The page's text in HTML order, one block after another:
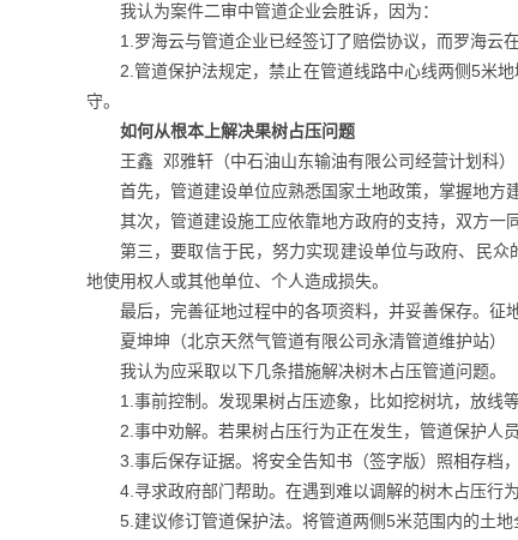
我认为案件二审中管道企业会胜诉，因为：
1.罗海云与管道企业已经签订了赔偿协议，而罗海云
2.管道保护法规定，禁止在管道线路中心线两侧5米
守。
如何从根本上解决果树占压问题
王鑫 邓雅轩（中石油山东输油有限公司经营计划科）
首先，管道建设单位应熟悉国家土地政策，掌握地方
其次，管道建设施工应依靠地方政府的支持，双方一
第三，要取信于民，努力实现建设单位与政府、民
地使用权人或其他单位、个人造成损失。
最后，完善征地过程中的各项资料，并妥善保存。征
夏坤坤（北京天然气管道有限公司永清管道维护站）
我认为应采取以下几条措施解决树木占压管道问题。
1.事前控制。发现果树占压迹象，比如挖树坑，放线
2.事中劝解。若果树占压行为正在发生，管道保护人
3.事后保存证据。将安全告知书（签字版）照相存档
4.寻求政府部门帮助。在遇到难以调解的树木占压行
5.建议修订管道保护法。将管道两侧5米范围内的土地